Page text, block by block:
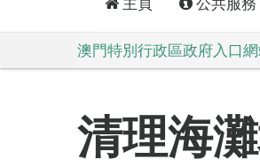
澳門特別行政區政府入口
清理海